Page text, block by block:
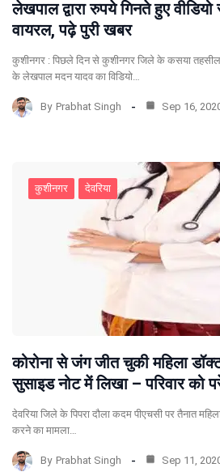
लेखपाल द्वारा रुपये गिनते हुए
वायरल, पढ़े पुरी खबर
कुशीनगर : पिछले दिन से कुशीनगर जिले के कसया तहसील
के लेखपाल मदन यादव का विडियो…
By Prabhat Singh Sep 16,
कुशीनगर देवरिया
कोरोना से जंग जीत चुकी महिला
सुसाइड नोट में लिखा – परिवार को
देवरिया जिले के पिपरा दौला कदम पीएचसी पर तैनात
करने का मामला…
By Prabhat Singh Sep 11,